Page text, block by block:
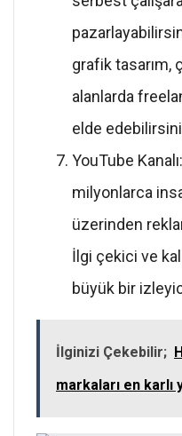
grafik tasarım,
alanlarda
elde
YouTube
milyonlarca
üzerinden
İlgi çekici ve
büyük bir
İlginizi Çekebilir;
markaları en karlı